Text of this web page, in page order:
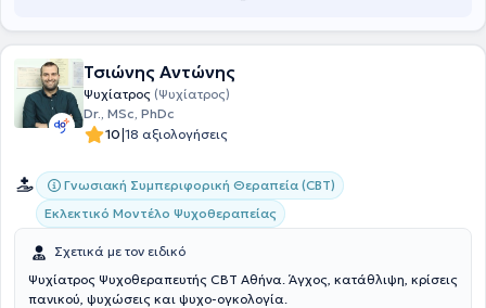
Τσιώνης Αντώνης
Ψυχίατρος (Ψυχίατρος)
Dr., MSc, PhDc
10|18 αξιολογήσεις
Γνωσιακή Συμπεριφορική Θεραπεία (CBT)
Εκλεκτικό Μοντέλο Ψυχοθεραπείας
Σχετικά με τον ειδικό
Ψυχίατρος Ψυχοθεραπευτής CBT Αθήνα. Άγχος, κατάθλιψη, κρίσεις
πανικού, ψυχώσεις και ψυχο-ογκολογία.